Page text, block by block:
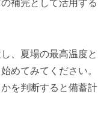
補完として活用する
、夏場の最高温度と
めてみてください。
を判断すると備蓄計